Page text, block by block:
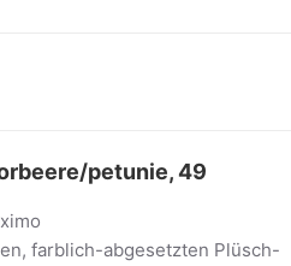
petunie, 49
farblich-abgesetzten Plüsch-